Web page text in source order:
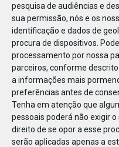
pesquisa de audiências e
sua permissão, nós e os
identificação e dados de
procura de dispositivos.
processamento por nossa
parceiros, conforme
a informações mais
preferências antes de
Tenha em atenção que
pessoais poderá não exigir
direito de se opor a esse
serão aplicadas apenas a
01_botão